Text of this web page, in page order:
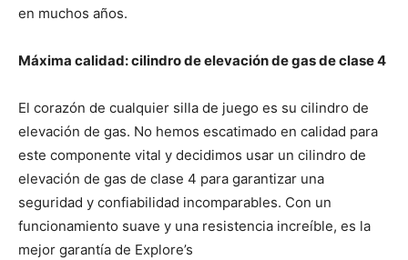
en muchos años.
Máxima calidad: cilindro de elevación de gas de clase 4
El corazón de cualquier silla de juego es su cilindro de
elevación de gas. No hemos escatimado en calidad para
este componente vital y decidimos usar un cilindro de
elevación de gas de clase 4 para garantizar una
seguridad y confiabilidad incomparables. Con un
funcionamiento suave y una resistencia increíble, es la
mejor garantía de Explore’s